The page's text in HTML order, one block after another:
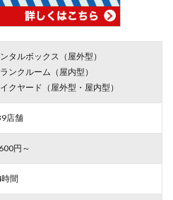
タルボックス（屋外型）
ランクルーム（屋内型）
クヤード（屋外型・屋内型）
店舗
円～
間